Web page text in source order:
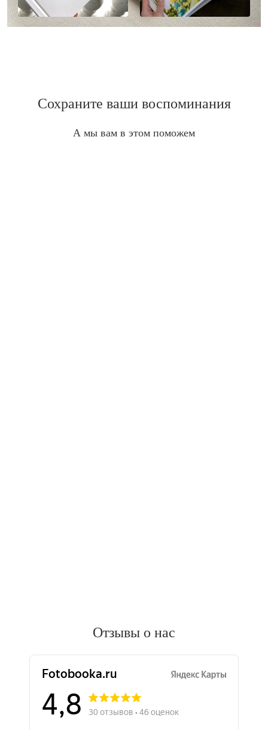
Сохраните ваши воспоминания
А мы вам в этом поможем
Отзывы о нас